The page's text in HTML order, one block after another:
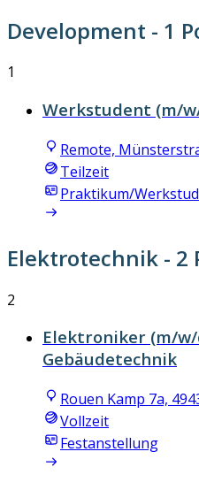
Development - 1
1
Werkstudent (m/
Remote,
Teilzeit
Praktikum/
Elektrotechnik - 2
2
Elektroniker (m/
Gebäudetechnik
Rouen Kamp 7a,
Vollzeit
Festanstellung